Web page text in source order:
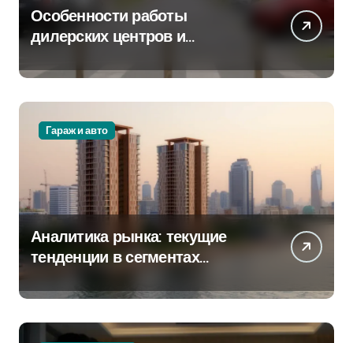
Особенности работы
дилерских центров и
крупных проспектах
Гараж и авто
Аналитика рынка: текущие
тенденции в сегментах